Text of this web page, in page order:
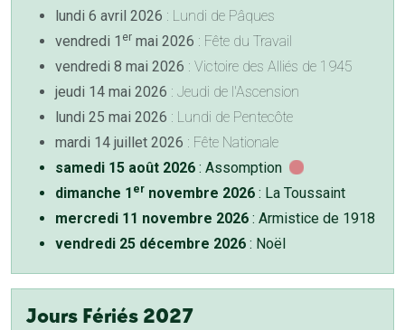
lundi 6 avril 2026 : Lundi de Pâques
vendredi 1 er mai 2026 : Fête du Travail
vendredi 8 mai 2026 : Victoire des Alliés de 1945
jeudi 14 mai 2026 : Jeudi de l'Ascension
lundi 25 mai 2026 : Lundi de Pentecôte
mardi 14 juillet 2026 : Fête Nationale
samedi 15 août 2026 : Assomption
dimanche 1 er novembre 2026 : La Toussaint
mercredi 11 novembre 2026 : Armistice de 1918
vendredi 25 décembre 2026 : Noël
Jours Fériés 2027